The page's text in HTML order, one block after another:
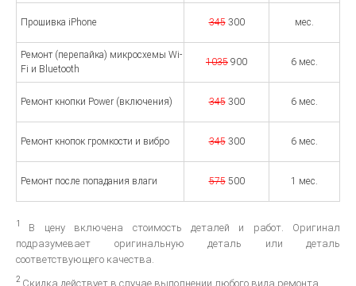
Прошивка iPhone 345300 мес.
Ремонт (перепайка) микросхемы Wi-
Fi и Bluetooth
1035 900 6 мес.
Ремонт кнопки Power (включения) 345300 6 мес.
Ремонт кнопок громкости и вибро 345300 6 мес.
Ремонт после попадания влаги 575500 1 мес.
1 В цену включена стоимость деталей и работ. Оригинал
подразумевает оригинальную деталь или деталь
соответствующего качества.
2 Скидка действует в случае выполнении любого вида ремонта.